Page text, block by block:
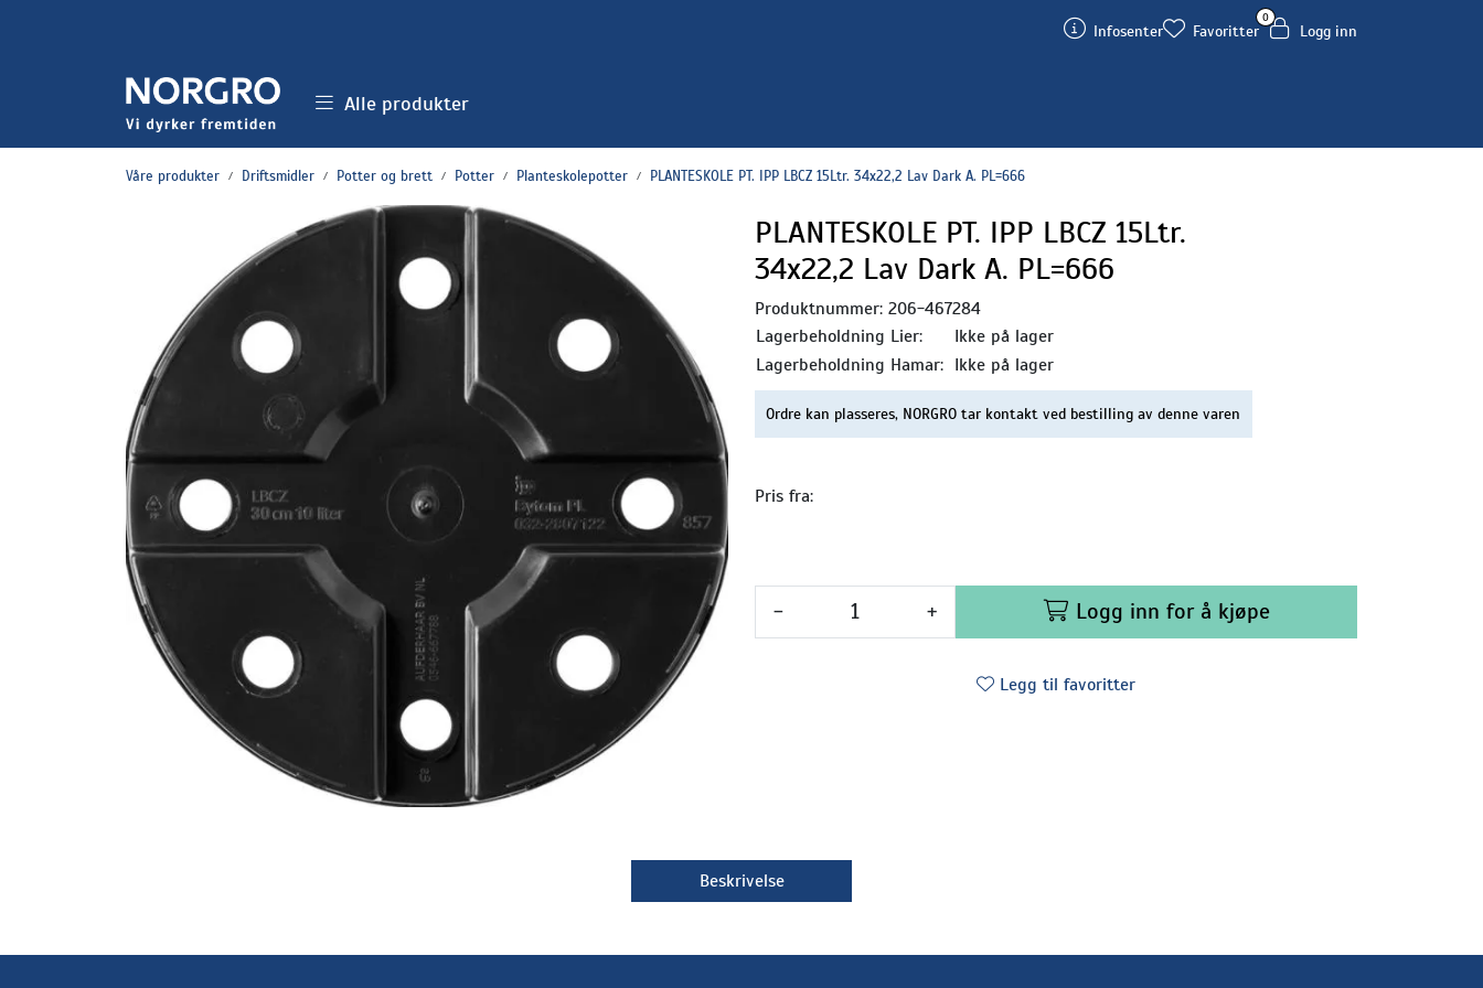
Infosenter
0
Favoritter Logg inn
Alle produkter
Våre produkter Driftsmidler Potter og brett Potter Planteskolepotter PLANTESKOLE PT. IPP LBCZ 15Ltr. 34x22,2 Lav Dark A. PL=666
PLANTESKOLE PT. IPP LBCZ 15Ltr.
34x22,2 Lav Dark A. PL=666
Produktnummer: 206-467284
Lagerbeholdning Lier:
Ikke på lager
Lagerbeholdning Hamar: Ikke på lager
Ordre kan plasseres, NORGRO tar kontakt ved bestilling av denne varen
Pris fra:
- + Logg inn for å kjøpe
Legg til favoritter
Beskrivelse